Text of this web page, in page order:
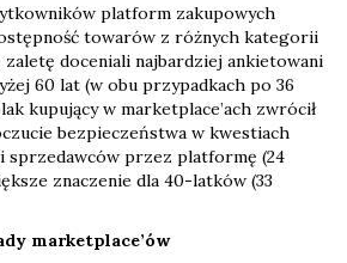
platform zakupowych
towarów z różnych kategorii
zaletę doceniali najbardziej ankietowani
60 lat (w obu przypadkach po 36
kupujący w marketplace’ach zwrócił
bezpieczeństwa w kwestiach
sprzedawców przez platformę (24
znaczenie dla 40-latków (33
marketplace’ów